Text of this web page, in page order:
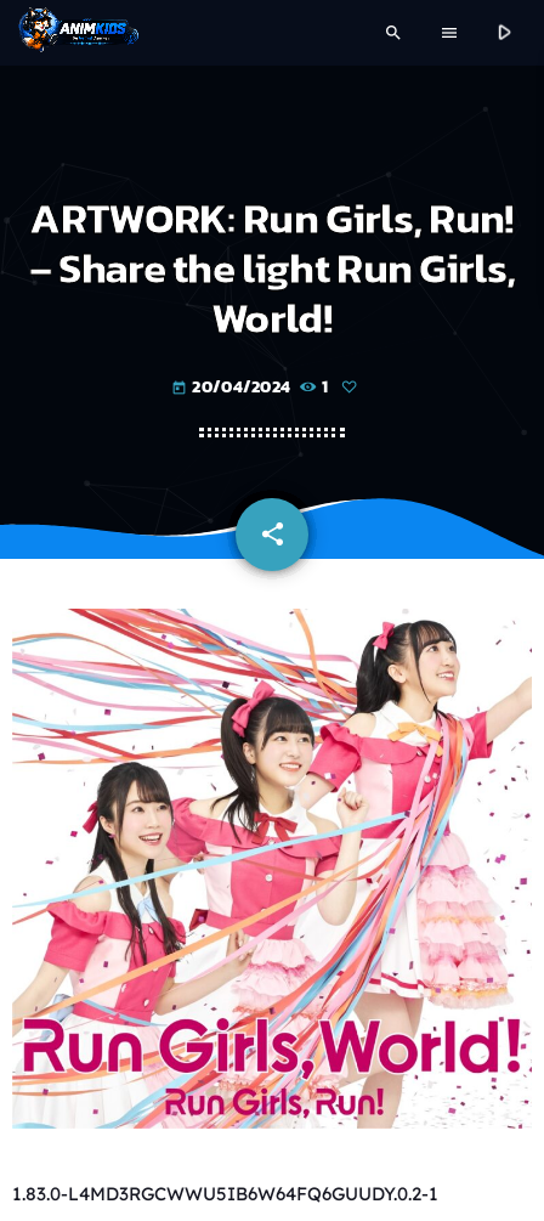
search menu play_arrow
ARTWORK: Run Girls, Run!
– Share the light Run Girls,
World!
today 20/04/2024 1
share
email
1.83.0-L4MD3RGCWWU5IB6W64FQ6GUUDY.0.2-1